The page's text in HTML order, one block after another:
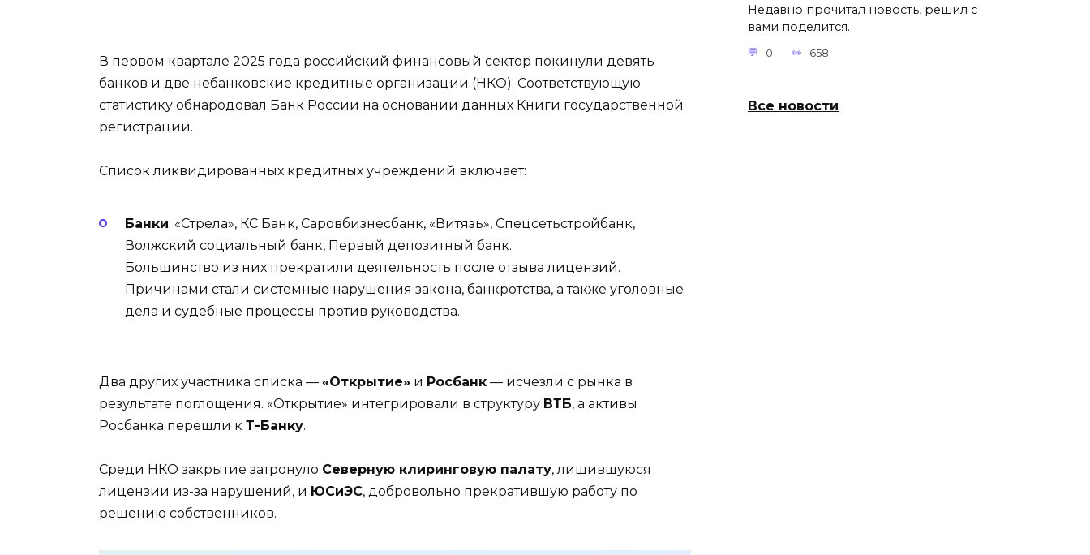
В первом квартале 2025 года российский финансовый сектор покинули девять
банков и две небанковские кредитные организации (НКО). Соответствующую
статистику обнародовал Банк России на основании данных Книги государственной
регистрации.
Список ликвидированных кредитных учреждений включает:
Банки: «Стрела», КС Банк, Саровбизнесбанк, «Витязь», Спецсетьстройбанк,
Волжский социальный банк, Первый депозитный банк.
Большинство из них прекратили деятельность после отзыва лицензий.
Причинами стали системные нарушения закона, банкротства, а также уголовные
дела и судебные процессы против руководства.
Два других участника списка — «Открытие» и Росбанк — исчезли с рынка в
результате поглощения. «Открытие» интегрировали в структуру ВТБ, а активы
Росбанка перешли к Т-Банку.
Среди НКО закрытие затронуло Северную клиринговую палату, лишившуюся
лицензии из-за нарушений, и ЮСиЭС, добровольно прекратившую работу по
решению собственников.
Недавно прочитал новость, решил с
вами поделится.
0 658
Все новости